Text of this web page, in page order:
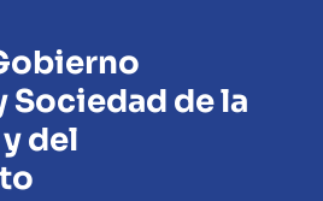
Sociedad de la
del